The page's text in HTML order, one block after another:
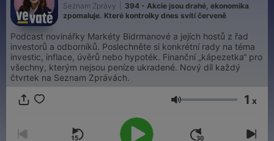
Seznam Zprávy
394 - Akcie jsou drahé, ekonomika
zpomaluje. Které kontrolky dnes svítí červeně
Podcast novinářky Markéty Bidrmanové a jejích hostů z řad
investorů a odborníků. Poslechněte si konkrétní rady na téma
investic, inflace, úvěrů nebo hypoték. Finanční „kápezetka“ pro
všechny, kterým nejsou peníze ukradené. Nový díl každý
čtvrtek na Seznam Zprávách.
Lautstärke 1 x